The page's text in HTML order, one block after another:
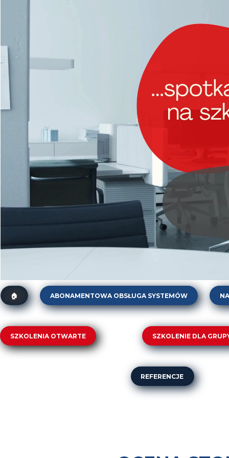
🏠 ABONAMENTOWA OBSŁUGA SYSTEMÓW
Abonament dla firm spożywczych (BRC, IFS, FSSC/
„AUDIT WATCH”. Stały monitoring aktualności
Abonament ISO 9001
REFERENCJE
SZKOLENIA OTWARTE
DT-01. Zarządzanie zmianą w praktyce – podejście Berkeley
DT-02. Service Design Thinking (SDT). Jak projektować usługi,
DT-04. Human-Centered Six Sigma z Design Thinking
SZKOLENIE DLA
ZJ-02. Inspektor
ZJ-03. Inżynier
ZJ-04.